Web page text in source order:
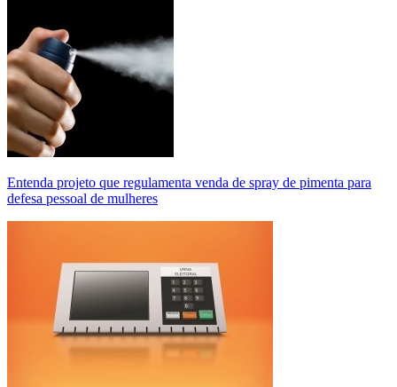
Entenda projeto que regulamenta venda de spray de pimenta para
defesa pessoal de mulheres